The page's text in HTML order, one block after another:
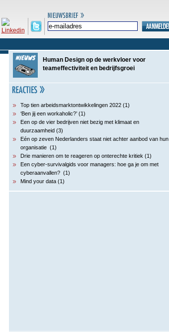
Human Design op de werkvloer voor
teameffectiviteit en bedrijfsgroei
Top tien arbeidsmarktontwikkelingen 2022 (1)
‘Ben jij een workaholic?’ (1)
Een op de vier bedrijven niet bezig met klimaat en
duurzaamheid (3)
Eén op zeven Nederlanders staat niet achter aanbod van hun
organisatie (1)
Drie manieren om te reageren op onterechte kritiek (1)
Een cyber-survivalgids voor managers: hoe ga je om met
cyberaanvallen? (1)
Mind your data (1)